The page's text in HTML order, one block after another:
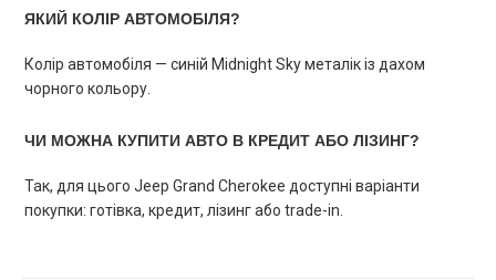
ЯКИЙ КОЛІР АВТОМОБІЛЯ?
Колір автомобіля — синій Midnight Sky металік із дахом
чорного кольору.
ЧИ МОЖНА КУПИТИ АВТО В КРЕДИТ АБО ЛІЗИНГ?
Так, для цього Jeep Grand Cherokee доступні варіанти
покупки: готівка, кредит, лізинг або trade-in.